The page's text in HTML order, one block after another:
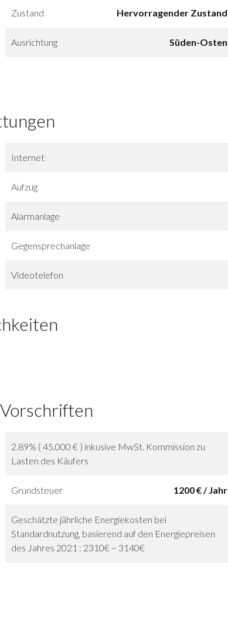
Zustand Hervorragender Zustand
Ausrichtung Süden-Osten
Internet
Aufzug
Alarmanlage
Gegensprechanlage
Videotelefon
2.89% ( 45.000 € ) inkusive MwSt. Kommission zu
Lasten des Käufers
Grundsteuer 1200 € / Jahr
Geschätzte jährliche Energiekosten bei
Standardnutzung, basierend auf den Energiepreisen
des Jahres 2021 : 2310€ ~ 3140€